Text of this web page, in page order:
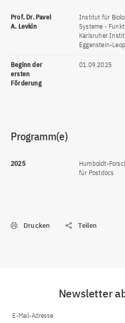
Prof. Dr. Pavel
A. Levkin
Institut für
Systeme -
Karlsruher
Eggenstein-
Beginn der
ersten
Förderung
01.09.2025
Programm(e)
2025
Humboldt-
für Postdocs
Drucken Teilen
Newsletter
E-Mail-Adresse